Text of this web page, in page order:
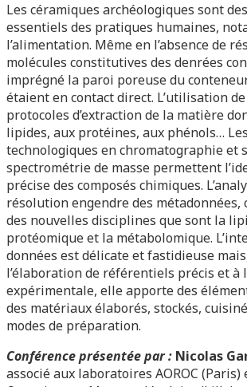
Les céramiques archéologiques sont
essentiels des pratiques humaines,
l’alimentation. Même en l’absence de
molécules constitutives des denrées
imprégné la paroi poreuse du
étaient en contact direct. L’utilisation
protocoles d’extraction de la matière
lipides, aux protéines, aux phénols…
technologiques en chromatographie et
spectrométrie de masse permettent
précise des composés chimiques.
résolution engendre des métadonnées,
des nouvelles disciplines que sont la
protéomique et la métabolomique.
données est délicate et fastidieuse
l’élaboration de référentiels précis et à
expérimentale, elle apporte des
des matériaux élaborés, stockés,
modes de préparation.
Conférence présentée par : Nicolas
associé aux laboratoires AOROC (Paris)